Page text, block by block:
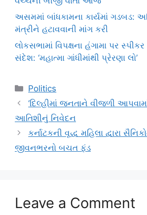
અસમમાં બાંધકામના કાર્યમાં ગડબડ:
મંત્રીને હટાવવાની માંગ કરી
લોકસભામાં વિપક્ષના હંગામા પર
સંદેશ: ‘મહાત્મા ગાંધીમાંથી પ્રેરણા લો’
Categories
Politics
‘દિલ્હીમાં જનતાને વીજળી
આતિશીનું નિવેદન
કર્નાટકની વૃદ્ધ મહિલા દ્વારા
જીવનભરનો બચત ફંડ
Leave a Comment